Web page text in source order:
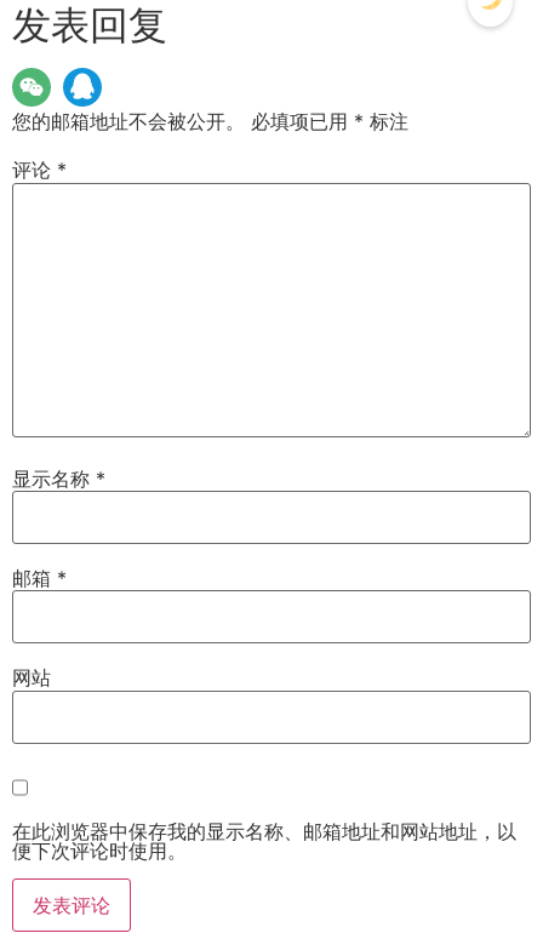
发表回复
您的邮箱地址不会被公开。 必填项已用 * 标注
评论 *
显示名称 *
邮箱 *
网站
在此浏览器中保存我的显示名称、邮箱地址和网站地址，以
便下次评论时使用。